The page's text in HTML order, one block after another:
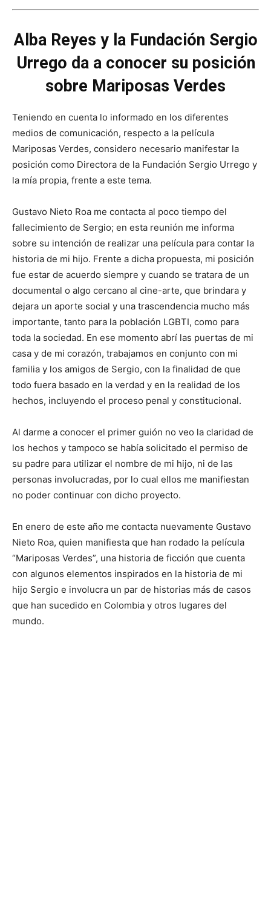
Alba Reyes y la Fundación Sergio
Urrego da a conocer su posición
sobre Mariposas Verdes
Teniendo en cuenta lo informado en los diferentes
medios de comunicación, respecto a la película
Mariposas Verdes, considero necesario manifestar la
posición como Directora de la Fundación Sergio Urrego y
la mía propia, frente a este tema.
Gustavo Nieto Roa me contacta al poco tiempo del
fallecimiento de Sergio; en esta reunión me informa
sobre su intención de realizar una película para contar la
historia de mi hijo. Frente a dicha propuesta, mi posición
fue estar de acuerdo siempre y cuando se tratara de un
documental o algo cercano al cine-arte, que brindara y
dejara un aporte social y una trascendencia mucho más
importante, tanto para la población LGBTI, como para
toda la sociedad. En ese momento abrí las puertas de mi
casa y de mi corazón, trabajamos en conjunto con mi
familia y los amigos de Sergio, con la finalidad de que
todo fuera basado en la verdad y en la realidad de los
hechos, incluyendo el proceso penal y constitucional.
Al darme a conocer el primer guión no veo la claridad de
los hechos y tampoco se había solicitado el permiso de
su padre para utilizar el nombre de mi hijo, ni de las
personas involucradas, por lo cual ellos me manifiestan
no poder continuar con dicho proyecto.
En enero de este año me contacta nuevamente Gustavo
Nieto Roa, quien manifiesta que han rodado la película
“Mariposas Verdes”, una historia de ficción que cuenta
con algunos elementos inspirados en la historia de mi
hijo Sergio e involucra un par de historias más de casos
que han sucedido en Colombia y otros lugares del
mundo.